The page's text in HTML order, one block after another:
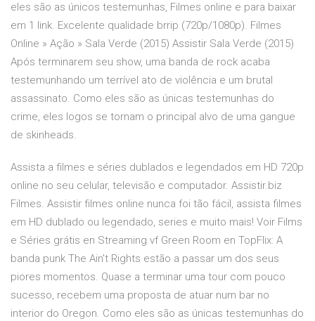
eles são as únicos testemunhas, Filmes online e para baixar
em 1 link. Excelente qualidade brrip (720p/1080p). Filmes
Online » Ação » Sala Verde (2015) Assistir Sala Verde (2015)
Após terminarem seu show, uma banda de rock acaba
testemunhando um terrível ato de violência e um brutal
assassinato. Como eles são as únicas testemunhas do
crime, eles logos se tornam o principal alvo de uma gangue
de skinheads.
Assista a filmes e séries dublados e legendados em HD 720p
online no seu celular, televisão e computador. Assistir.biz
Filmes. Assistir filmes online nunca foi tão fácil, assista filmes
em HD dublado ou legendado, series e muito mais! Voir Films
e Séries grátis en Streaming vf Green Room en TopFlix: A
banda punk The Ain't Rights estão a passar um dos seus
piores momentos. Quase a terminar uma tour com pouco
sucesso, recebem uma proposta de atuar num bar no
interior do Oregon. Como eles são as únicas testemunhas do